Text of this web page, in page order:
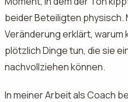
beider Beteiligten physisch.
Veränderung erklärt,
plötzlich Dinge tun, die sie
nachvollziehen können.
In meiner Arbeit als Coach